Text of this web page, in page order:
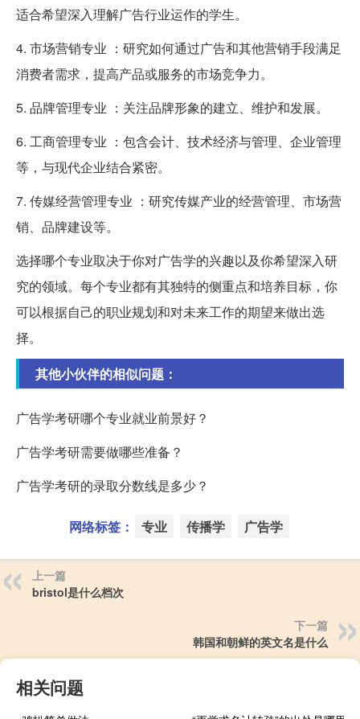
适合希望深入理解广告行业运作的学生。
4. 市场营销专业 ：研究如何通过广告和其他营销手段满足
消费者需求，提高产品或服务的市场竞争力。
5. 品牌管理专业 ：关注品牌形象的建立、维护和发展。
6. 工商管理专业 ：包含会计、技术经济与管理、企业管理
等，与现代企业结合紧密。
7. 传媒经营管理专业 ：研究传媒产业的经营管理、市场营
销、品牌建设等。
选择哪个专业取决于你对广告学的兴趣以及你希望深入研
究的领域。每个专业都有其独特的侧重点和培养目标，你
可以根据自己的职业规划和对未来工作的期望来做出选
择。
其他小伙伴的相似问题：
广告学考研哪个专业就业前景好？
广告学考研需要做哪些准备？
广告学考研的录取分数线是多少？
网络标签： 专业 传播学 广告学
上一篇
bristol是什么档次
下一篇
韩国和朝鲜的英文名是什么
相关问题